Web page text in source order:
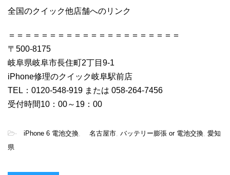
全国のクイック他店舗へのリンク
＝＝＝＝＝＝＝＝＝＝＝＝＝＝＝＝＝＝＝＝＝
〒500-8175
岐阜県岐阜市長住町2丁目9-1
iPhone修理のクイック岐阜駅前店
TEL：0120-548-919 または 058-264-7456
受付時間10：00～19：00
- iPhone 6 電池交換 名古屋市 バッテリー膨張 or 電池交換 愛知
県